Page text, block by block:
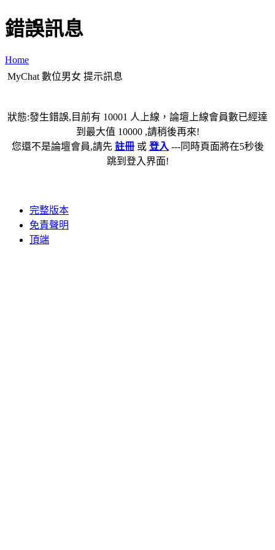
錯誤訊息
Home
MyChat 數位男女 提示訊息
狀態:發生錯誤,目前有 10001 人上線，論壇上線會員數已經達
到最大值 10000 ,請稍後再來!
您還不是論壇會員,請先 註冊或 登入 ---同時頁面將在5秒後
跳到登入界面!
完整版本
免責聲明
頂端